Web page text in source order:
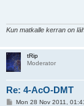
Kun matkalle kerran on
tRip
Moderator
Re: 4-AcO-DMT
PMon 28 Nov 2011,